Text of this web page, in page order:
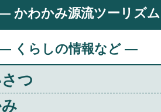
かわかみ源流ツーリズ
くらしの情報など ―
つ